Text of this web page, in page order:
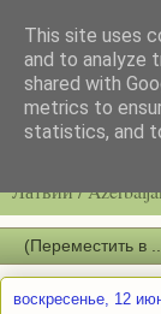
Latvijas
Латвии /
воскресенье, 12
This site uses
and to analyze
shared with
metrics to
statistics, and